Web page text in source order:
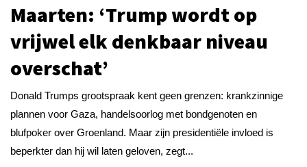
Maarten: ‘Trump wordt op
vrijwel elk denkbaar niveau
overschat’
Donald Trumps grootspraak kent geen grenzen: krankzinnige
plannen voor Gaza, handelsoorlog met bondgenoten en
blufpoker over Groenland. Maar zijn presidentiële invloed is
beperkter dan hij wil laten geloven, zegt...